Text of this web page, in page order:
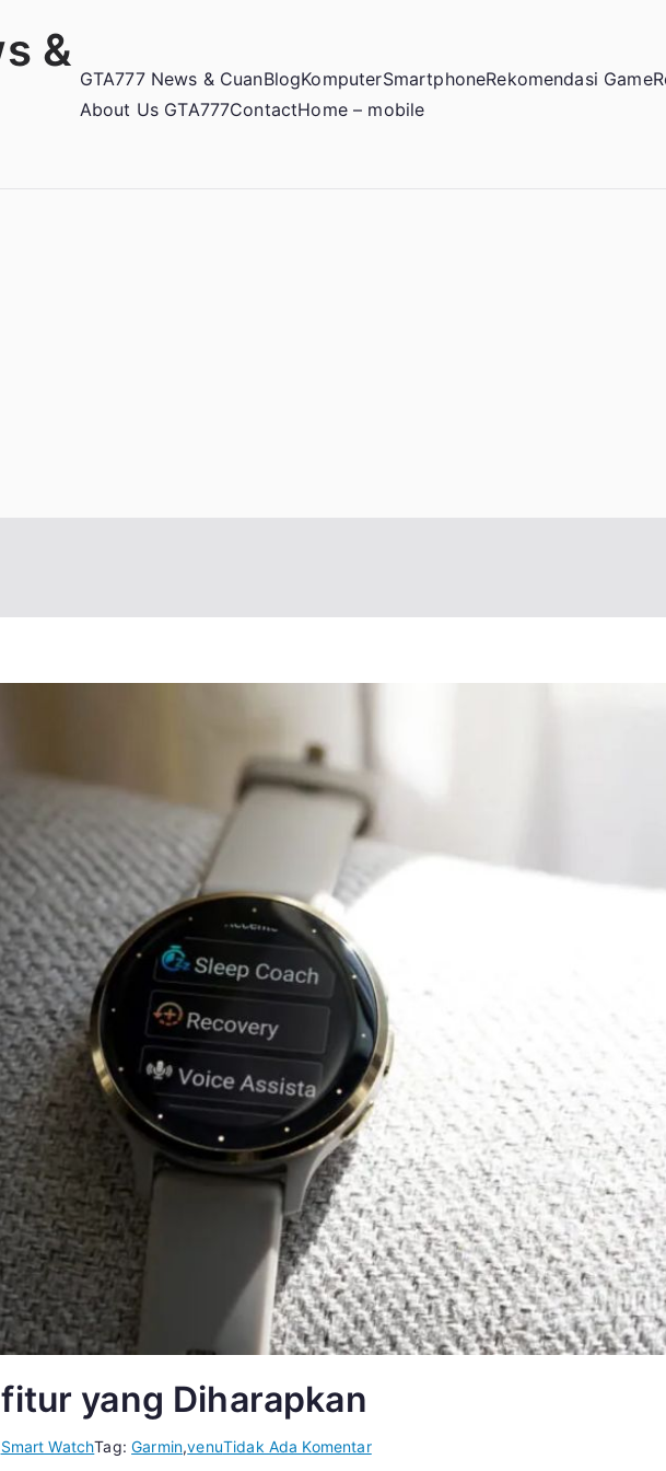
&
GTA777 News & CuanBlogKomputerSmartphoneRekomendasi Game
About Us GTA777ContactHome – mobile
yang Diharapkan
Smart WatchTag:Garmin,venuTidak Ada Komentarpada